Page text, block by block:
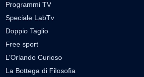
Programmi TV
Speciale LabTv
Doppio Taglio
Free sport
L’Orlando Curioso
La Bottega di Filosofia